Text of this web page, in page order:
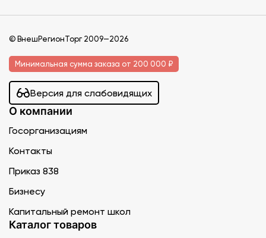
© ВнешРегионТорг 2009—2026
Минимальная сумма заказа от 200 000 ₽
Версия для слабовидящих
О компании
Госорганизациям
Контакты
Приказ 838
Бизнесу
Капитальный ремонт школ
Каталог товаров